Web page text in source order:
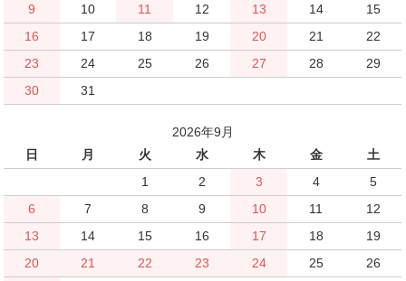
9
10 11 12 13 14
15
16
17 18 19 20 21
22
23
24 25 26 27 28
29
30
31
2026年9月
日
月 火 水 木 金
土
1
2 3 4
5
6
7 8 9 10 11
12
13
14 15 16 17 18
19
20
21 22 23 24 25
26